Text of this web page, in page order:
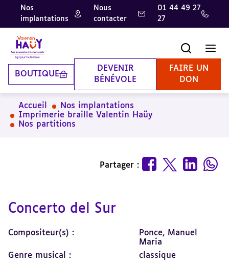
Aller
contenu
principal
Aller
pied
de
page
Aller
la
recherche
Nos
implantations
Nous
contacter
01 44 49 27
27
BOUTIQUE
DEVENIR
BÉNÉVOLE
FAIRE UN
DON
Accueil
Nos implantations
Imprimerie braille Valentin Haüy
Nos partitions
Partager :
Concerto del Sur
Compositeur(s) :
Ponce, Manuel
Maria
Genre musical :
classique